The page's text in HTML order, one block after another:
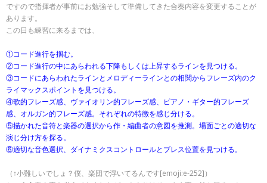
ですので指揮者が事前にお勉強そして準備してきた合奏内容を変更することが
あります。
この日も練習に来るまでは、
①コード進行を掴む。
②コード進行の中にあらわれる下降もしくは上昇するラインを見つける。
③コードにあらわれたラインとメロディーラインとの相関からフレーズ内のク
ライマックスポイントを見つける。
④歌的フレーズ感、ヴァイオリン的フレーズ感、ピアノ・ギター的フレーズ
感、オルガン的フレーズ感。それぞれの特徴を感じ分ける。
⑤描かれた音符と楽器の選択から作・編曲者の意図を推測。場面ごとの適切な
演じ分け方を探る。
⑥適切な音色選択、ダイナミクスコントロールとブレス位置を見つける。
（↑小難しいでしょ？僕、楽団で浮いてるんです[emoji:e-252]）